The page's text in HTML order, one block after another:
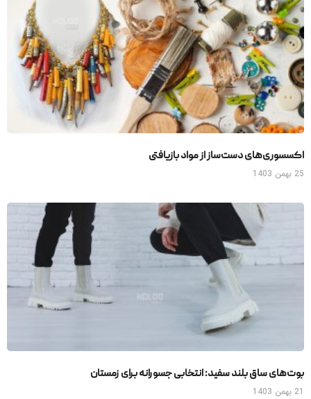
اکسسوری‌های دست‌ساز از مواد بازیافتی
25 بهمن 1403
بوت‌های ساق بلند سفید: انتخابی جسورانه برای زمستان
21 بهمن 1403